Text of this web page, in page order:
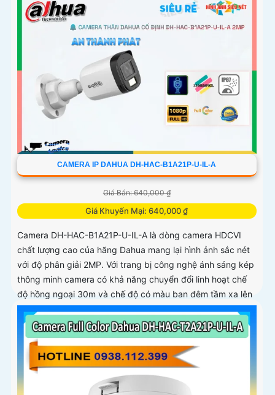
CAMERA IP DAHUA DH-HAC-B1A21P-U-IL-A
Giá Bán: 640,000 ₫
Giá Khuyến Mại: 640,000 ₫
Camera DH-HAC-B1A21P-U-IL-A là dòng camera HDCVI
chất lượng cao của hãng Dahua mang lại hình ảnh sắc nét
với độ phân giải 2MP. Với trang bị công nghệ ánh sáng kép
thông minh camera có khả năng chuyển đổi linh hoạt chế
độ hồng ngoại 30m và chế độ có màu ban đêm tầm xa lên
đến 20m đảm bảo an ninh hiệu quả